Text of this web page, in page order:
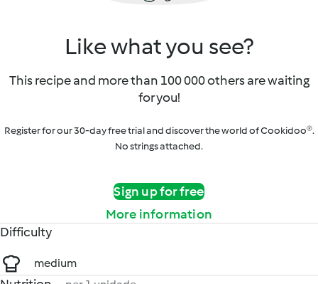
Like what you see?
This recipe and more than 100 000 others are waiting
for you!
Register for our 30-day free trial and discover the world of Cookidoo®.
No strings attached.
Sign up for free
More information
Difficulty
medium